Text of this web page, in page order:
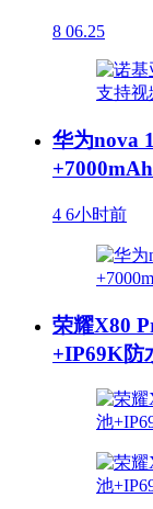
8 06.25
华为nova
4 6小时前
荣耀X80
+IP69K防